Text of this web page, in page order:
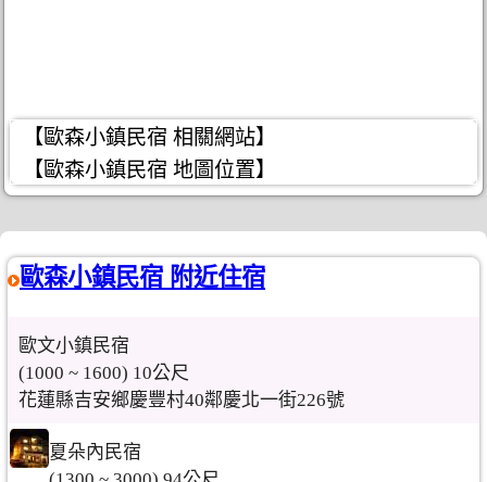
【歐森小鎮民宿 相關網站】
【歐森小鎮民宿 地圖位置】
歐森小鎮民宿 附近住宿
歐文小鎮民宿
(1000 ~ 1600) 10公尺
花蓮縣吉安鄉慶豐村40鄰慶北一街226號
夏朵內民宿